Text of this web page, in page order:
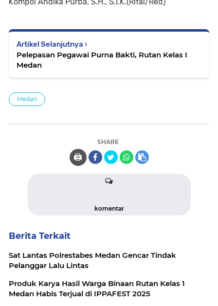
Artikel Selanjutnya
Pelepasan Pegawai Purna Bakti, Rutan Kelas I
Medan
Medan
SHARE
🖨️
komentar
Berita Terkait
Sat Lantas Polrestabes Medan Gencar Tindak
Pelanggar Lalu Lintas
Produk Karya Hasil Warga Binaan Rutan Kelas 1
Medan Habis Terjual di IPPAFEST 2025